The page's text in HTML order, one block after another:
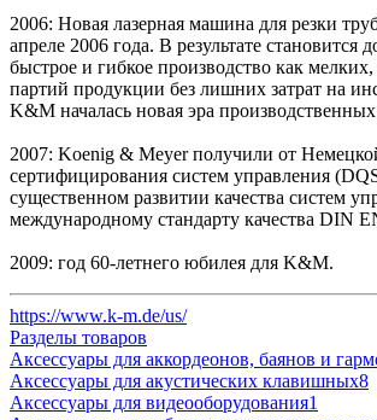
2006: Новая лазерная машина для резки
апреле 2006 года. В результате становится
быстрое и гибкое производство как
партий продукции без лишних затрат на
K&M началась новая эра
2007: Koenig & Meyer получили от
сертифицирования систем управления
существенном развитии качества систем
международному стандарту качества DIN
2009: год 60-летнего юбилея для K&M.
https://www.k-m.de/us/
Разделы товаров
Аксессуары для аккордеонов, баянов и
Аксессуары для акустических клавишных8
Аксессуары для видеооборудования1